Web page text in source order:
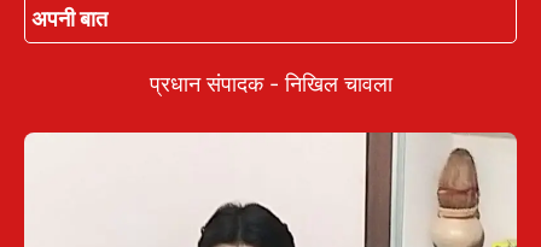
अपनी बात
प्रधान संपादक - निखिल चावला